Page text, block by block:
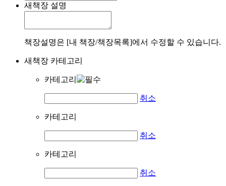
새책장 설명
책장설명은 [내 책장/책장목록]에서 수정할 수 있습니다.
새책장 카테고리
카테고리
취소
카테고리
취소
카테고리
취소